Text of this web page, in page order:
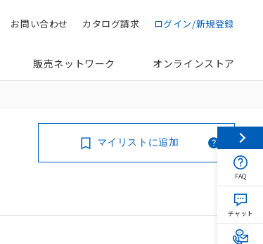
索 ログイン/新規登録
カタログ請求
お問い合わせ
販売ネットワーク オンラインストア
マイリストに追加
FAQ
チャット